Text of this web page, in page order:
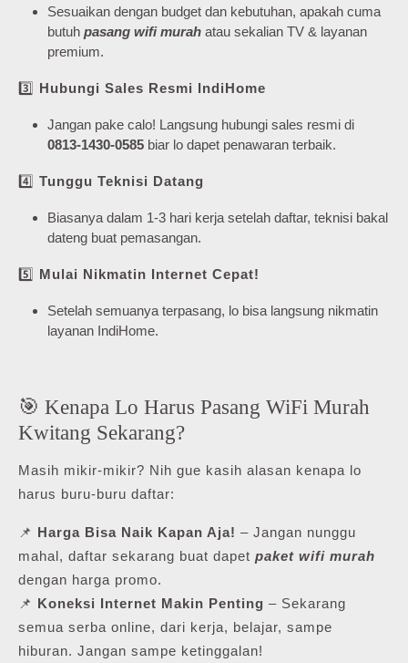
Sesuaikan dengan budget dan kebutuhan, apakah cuma
butuh pasang wifi murah atau sekalian TV & layanan
premium.
3️⃣ Hubungi Sales Resmi IndiHome
Jangan pake calo! Langsung hubungi sales resmi di
0813-1430-0585 biar lo dapet penawaran terbaik.
4️⃣ Tunggu Teknisi Datang
Biasanya dalam 1-3 hari kerja setelah daftar, teknisi bakal
dateng buat pemasangan.
5️⃣ Mulai Nikmatin Internet Cepat!
Setelah semuanya terpasang, lo bisa langsung nikmatin
layanan IndiHome.
🎯 Kenapa Lo Harus Pasang WiFi Murah
Kwitang Sekarang?
Masih mikir-mikir? Nih gue kasih alasan kenapa lo
harus buru-buru daftar:
📌 Harga Bisa Naik Kapan Aja! – Jangan nunggu
mahal, daftar sekarang buat dapet paket wifi murah
dengan harga promo.
📌 Koneksi Internet Makin Penting – Sekarang
semua serba online, dari kerja, belajar, sampe
hiburan. Jangan sampe ketinggalan!